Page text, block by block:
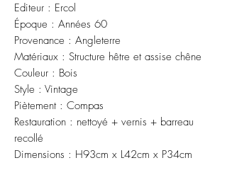
Editeur : Ercol
Époque : Années 60
Provenance : Angleterre
Matériaux : Structure hêtre et assise chêne
Couleur : Bois
Style : Vintage
Piètement : Compas
Restauration : nettoyé + vernis + barreau
recollé
Dimensions : H93cm x L42cm x P34cm